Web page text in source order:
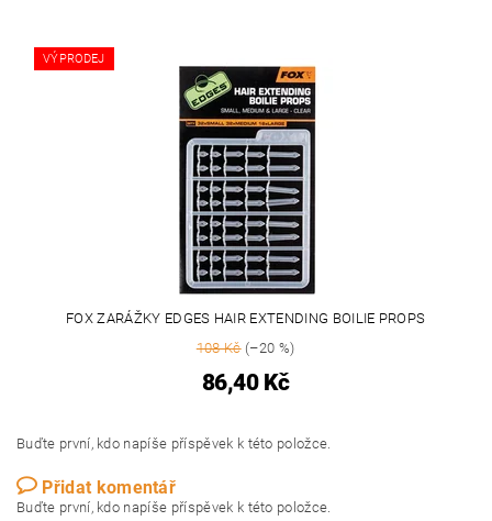
VÝPRODEJ
FOX ZARÁŽKY EDGES HAIR EXTENDING BOILIE PROPS
108 Kč(–20 %)
86,40 Kč
Buďte první, kdo napíše příspěvek k této položce.
Přidat komentář
Buďte první, kdo napíše příspěvek k této položce.